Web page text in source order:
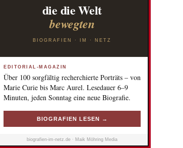
die die Welt
bewegten
BIOGRAFIEN · IM · NETZ
EDITORIAL-MAGAZIN
Über 100 sorgfältig recherchierte Porträts – von
Marie Curie bis Marc Aurel. Lesedauer 6–9
Minuten, jeden Sonntag eine neue Biografie.
BIOGRAFIEN LESEN →
biografien-im-netz.de · Maik Möhring Media